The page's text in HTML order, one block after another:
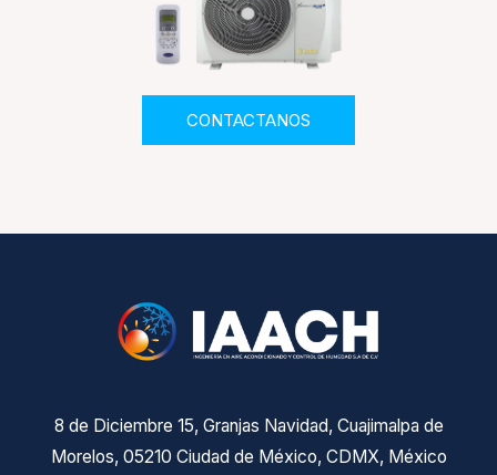
CONTACTANOS
8 de Diciembre 15, Granjas Navidad, Cuajimalpa de
Morelos, 05210 Ciudad de México, CDMX, México